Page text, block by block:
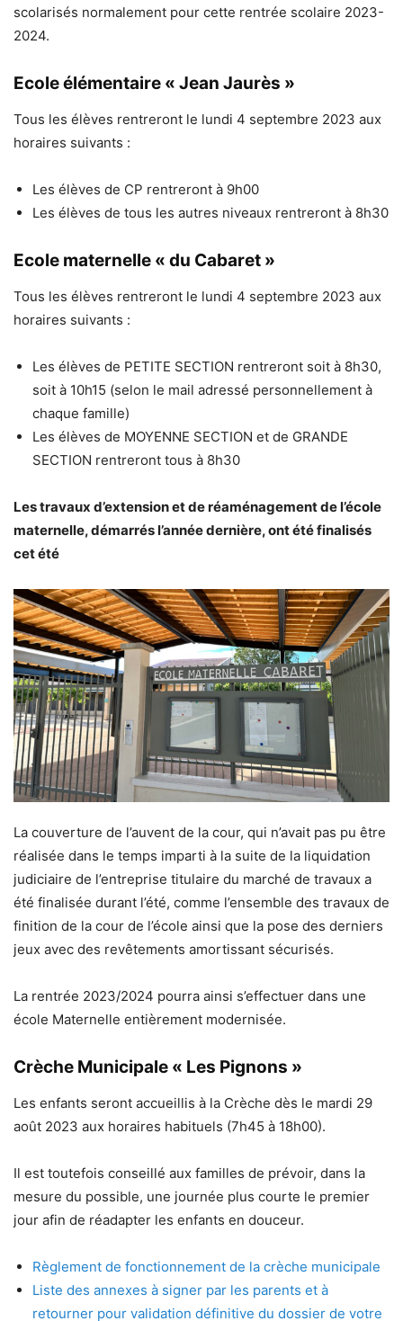
scolarisés normalement pour cette rentrée scolaire 2023-
2024.
Ecole élémentaire « Jean Jaurès »
Tous les élèves rentreront le lundi 4 septembre 2023 aux
horaires suivants :
Les élèves de CP rentreront à 9h00
Les élèves de tous les autres niveaux rentreront à 8h30
Ecole maternelle « du Cabaret »
Tous les élèves rentreront le lundi 4 septembre 2023 aux
horaires suivants :
Les élèves de PETITE SECTION rentreront soit à 8h30,
soit à 10h15 (selon le mail adressé personnellement à
chaque famille)
Les élèves de MOYENNE SECTION et de GRANDE
SECTION rentreront tous à 8h30
Les travaux d’extension et de réaménagement de l’école
maternelle, démarrés l’année dernière, ont été finalisés
cet été
La couverture de l’auvent de la cour, qui n’avait pas pu être
réalisée dans le temps imparti à la suite de la liquidation
judiciaire de l’entreprise titulaire du marché de travaux a
été finalisée durant l’été, comme l’ensemble des travaux de
finition de la cour de l’école ainsi que la pose des derniers
jeux avec des revêtements amortissant sécurisés.
La rentrée 2023/2024 pourra ainsi s’effectuer dans une
école Maternelle entièrement modernisée.
Crèche Municipale « Les Pignons »
Les enfants seront accueillis à la Crèche dès le mardi 29
août 2023 aux horaires habituels (7h45 à 18h00).
Il est toutefois conseillé aux familles de prévoir, dans la
mesure du possible, une journée plus courte le premier
jour afin de réadapter les enfants en douceur.
Règlement de fonctionnement de la crèche municipale
Liste des annexes à signer par les parents et à
retourner pour validation définitive du dossier de votre